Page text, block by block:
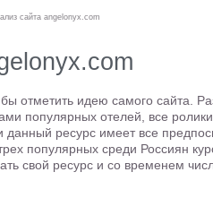
сайта angelonyx.com
бы отметить идею самого сайта.
популярных отелей, все
данный ресурс имеет все
популярных среди Россиян
свой ресурс и со временем